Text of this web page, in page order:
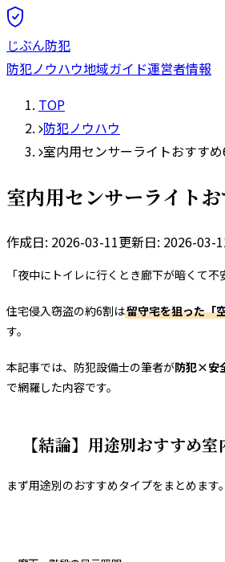
じぶん防犯
防犯ノウハウ地域ガイド運営者情報
TOP
防犯ノウハウ
室内用センサーライトおすす
室内用センサーライト
作成日: 2026-03-11更新日: 2026-03-
「夜中にトイレに行くとき廊下が暗くて
住宅侵入窃盗の約6割は留守宅を狙った「
す。
本記事では、防犯設備士の筆者が防犯×安
で網羅した内容です。
【結論】用途別おすすめ
まず用途別のおすすめタイプをまとめます。